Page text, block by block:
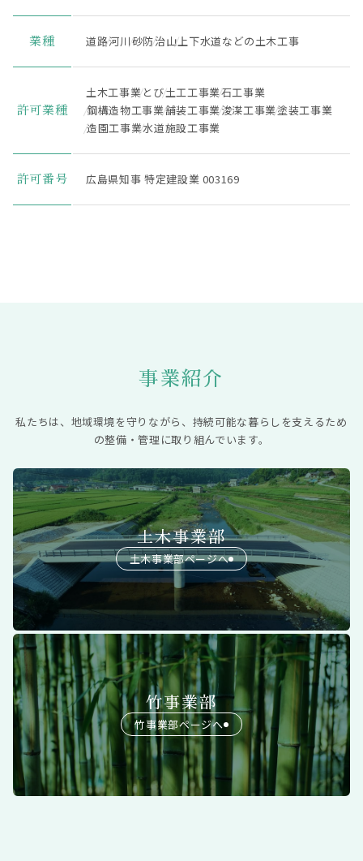
業種 道路河川砂防治山上下水道などの土木工事
許可業種
土木工事業とび土工工事業石工事業
鋼構造物工事業舗装工事業浚渫工事業塗装工事業
造園工事業水道施設工事業
許可番号 広島県知事 特定建設業 003169
事業紹介
私たちは、地域環境を守りながら、持続可能な暮らしを支えるため
の整備・管理に取り組んでいます。
土木事業部
土木事業部ページへ
竹事業部
竹事業部ページへ